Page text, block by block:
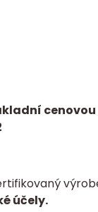
účely.